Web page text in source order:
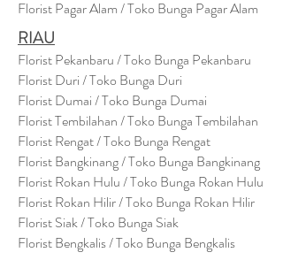
Florist Pagar Alam / Toko Bunga Pagar Alam
RIAU
Florist Pekanbaru / Toko Bunga Pekanbaru
Florist Duri / Toko Bunga Duri
Florist Dumai / Toko Bunga Dumai
Florist Tembilahan / Toko Bunga Tembilahan
Florist Rengat / Toko Bunga Rengat
Florist Bangkinang / Toko Bunga Bangkinang
Florist Rokan Hulu / Toko Bunga Rokan Hulu
Florist Rokan Hilir / Toko Bunga Rokan Hilir
Florist Siak / Toko Bunga Siak
Florist Bengkalis / Toko Bunga Bengkalis